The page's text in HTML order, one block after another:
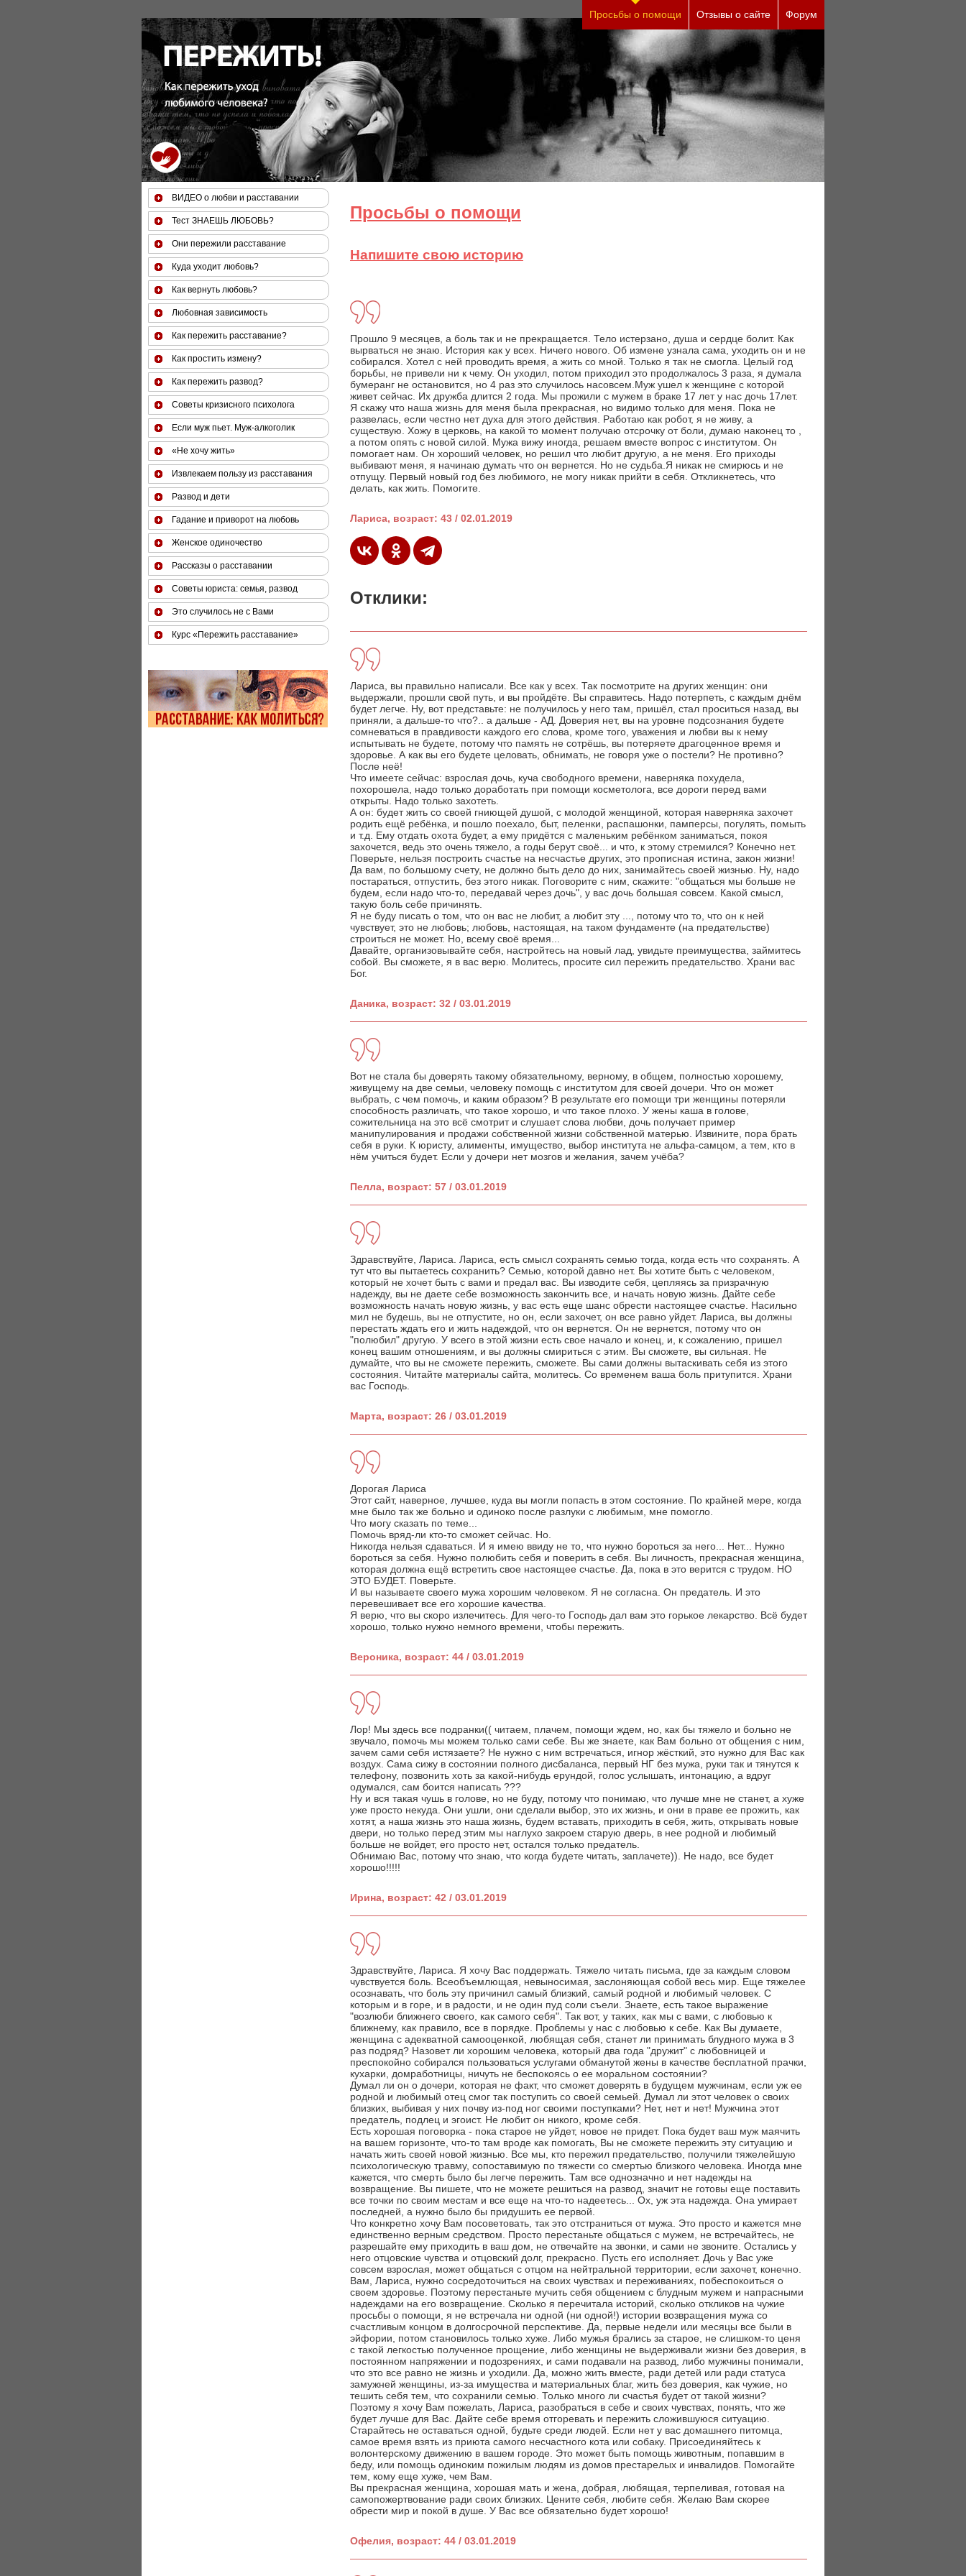
За 50 минут Вы можете оценить тяжесть своего состояния и его психологические причины (бесплатно)
Просьбы о помощи Отзывы о сайте Форум
Просьбы о помощи
Напишите свою историю
Прошло 9 месяцев, а боль так и не прекращается. Тело истерзано, душа и сердце болит. Как
вырваться не знаю. История как у всех. Ничего нового. Об измене узнала сама, уходить он и не
собирался. Хотел с ней проводить время, а жить со мной. Только я так не смогла. Целый год
борьбы, не привели ни к чему. Он уходил, потом приходил это продолжалось 3 раза, я думала
бумеранг не остановится, но 4 раз это случилось насовсем.Муж ушел к женщине с которой
живет сейчас. Их дружба длится 2 года. Мы прожили с мужем в браке 17 лет у нас дочь 17лет.
Я скажу что наша жизнь для меня была прекрасная, но видимо только для меня. Пока не
развелась, если честно нет духа для этого действия. Работаю как робот, я не живу, а
существую. Хожу в церковь, на какой то момент получаю отсрочку от боли, думаю наконец то ,
а потом опять с новой силой. Мужа вижу иногда, решаем вместе вопрос с институтом. Он
помогает нам. Он хороший человек, но решил что любит другую, а не меня. Его приходы
выбивают меня, я начинаю думать что он вернется. Но не судьба.Я никак не смирюсь и не
отпущу. Первый новый год без любимого, не могу никак прийти в себя. Откликнетесь, что
делать, как жить. Помогите.
Лариса, возраст: 43 / 02.01.2019
Отклики:
Лариса, вы правильно написали. Все как у всех. Так посмотрите на других женщин: они
выдержали, прошли свой путь, и вы пройдёте. Вы справитесь. Надо потерпеть, с каждым днём
будет легче. Ну, вот представьте: не получилось у него там, пришёл, стал проситься назад, вы
приняли, а дальше-то что?.. а дальше - АД. Доверия нет, вы на уровне подсознания будете
сомневаться в правдивости каждого его слова, кроме того, уважения и любви вы к нему
испытывать не будете, потому что память не сотрёшь, вы потеряете драгоценное время и
здоровье. А как вы его будете целовать, обнимать, не говоря уже о постели? Не противно?
После неё!
Что имеете сейчас: взрослая дочь, куча свободного времени, наверняка похудела,
похорошела, надо только доработать при помощи косметолога, все дороги перед вами
открыты. Надо только захотеть.
А он: будет жить со своей гниющей душой, с молодой женщиной, которая наверняка захочет
родить ещё ребёнка, и пошло поехало, быт, пеленки, распашонки, памперсы, погулять, помыть
и т.д. Ему отдать охота будет, а ему придётся с маленьким ребёнком заниматься, покоя
захочется, ведь это очень тяжело, а годы берут своё... и что, к этому стремился? Конечно нет.
Поверьте, нельзя построить счастье на несчастье других, это прописная истина, закон жизни!
Да вам, по большому счету, не должно быть дело до них, занимайтесь своей жизнью. Ну, надо
постараться, отпустить, без этого никак. Поговорите с ним, скажите: "общаться мы больше не
будем, если надо что-то, передавай через дочь", у вас дочь большая совсем. Какой смысл,
такую боль себе причинять.
Я не буду писать о том, что он вас не любит, а любит эту ..., потому что то, что он к ней
чувствует, это не любовь; любовь, настоящая, на таком фундаменте (на предательстве)
строиться не может. Но, всему своё время...
Давайте, организовывайте себя, настройтесь на новый лад, увидьте преимущества, займитесь
собой. Вы сможете, я в вас верю. Молитесь, просите сил пережить предательство. Храни вас
Бог.
Даника, возраст: 32 / 03.01.2019
Вот не стала бы доверять такому обязательному, верному, в общем, полностью хорошему,
живущему на две семьи, человеку помощь с институтом для своей дочери. Что он может
выбрать, с чем помочь, и каким образом? В результате его помощи три женщины потеряли
способность различать, что такое хорошо, и что такое плохо. У жены каша в голове,
сожительница на это всё смотрит и слушает слова любви, дочь получает пример
манипулирования и продажи собственной жизни собственной матерью. Извините, пора брать
себя в руки. К юристу, алименты, имущество, выбор института не альфа-самцом, а тем, кто в
нём учиться будет. Если у дочери нет мозгов и желания, зачем учёба?
Пелла, возраст: 57 / 03.01.2019
Здравствуйте, Лариса. Лариса, есть смысл сохранять семью тогда, когда есть что сохранять. А
тут что вы пытаетесь сохранить? Семью, которой давно нет. Вы хотите быть с человеком,
который не хочет быть с вами и предал вас. Вы изводите себя, цепляясь за призрачную
надежду, вы не даете себе возможность закончить все, и начать новую жизнь. Дайте себе
возможность начать новую жизнь, у вас есть еще шанс обрести настоящее счастье. Насильно
мил не будешь, вы не отпустите, но он, если захочет, он все равно уйдет. Лариса, вы должны
перестать ждать его и жить надеждой, что он вернется. Он не вернется, потому что он
"полюбил" другую. У всего в этой жизни есть свое начало и конец, и, к сожалению, пришел
конец вашим отношениям, и вы должны смириться с этим. Вы сможете, вы сильная. Не
думайте, что вы не сможете пережить, сможете. Вы сами должны вытаскивать себя из этого
состояния. Читайте материалы сайта, молитесь. Со временем ваша боль притупится. Храни
вас Господь.
Марта, возраст: 26 / 03.01.2019
Дорогая Лариса
Этот сайт, наверное, лучшее, куда вы могли попасть в этом состояние. По крайней мере, когда
мне было так же больно и одиноко после разлуки с любимым, мне помогло.
Что могу сказать по теме...
Помочь вряд-ли кто-то сможет сейчас. Но.
Никогда нельзя сдаваться. И я имею ввиду не то, что нужно бороться за него... Нет... Нужно
бороться за себя. Нужно полюбить себя и поверить в себя. Вы личность, прекрасная женщина,
которая должна ещё встретить свое настоящее счастье. Да, пока в это верится с трудом. НО
ЭТО БУДЕТ. Поверьте.
И вы называете своего мужа хорошим человеком. Я не согласна. Он предатель. И это
перевешивает все его хорошие качества.
Я верю, что вы скоро излечитесь. Для чего-то Господь дал вам это горькое лекарство. Всё будет
хорошо, только нужно немного времени, чтобы пережить.
Вероника, возраст: 44 / 03.01.2019
Лор! Мы здесь все подранки(( читаем, плачем, помощи ждем, но, как бы тяжело и больно не
звучало, помочь мы можем только сами себе. Вы же знаете, как Вам больно от общения с ним,
зачем сами себя истязаете? Не нужно с ним встречаться, игнор жёсткий, это нужно для Вас как
воздух. Сама сижу в состоянии полного дисбаланса, первый НГ без мужа, руки так и тянутся к
телефону, позвонить хоть за какой-нибудь ерундой, голос услышать, интонацию, а вдруг
одумался, сам боится написать ???
Ну и вся такая чушь в голове, но не буду, потому что понимаю, что лучше мне не станет, а хуже
уже просто некуда. Они ушли, они сделали выбор, это их жизнь, и они в праве ее прожить, как
хотят, а наша жизнь это наша жизнь, будем вставать, приходить в себя, жить, открывать новые
двери, но только перед этим мы наглухо закроем старую дверь, в нее родной и любимый
больше не войдет, его просто нет, остался только предатель.
Обнимаю Вас, потому что знаю, что когда будете читать, заплачете)). Не надо, все будет
хорошо!!!!!
Ирина, возраст: 42 / 03.01.2019
Здравствуйте, Лариса. Я хочу Вас поддержать. Тяжело читать письма, где за каждым словом
чувствуется боль. Всеобъемлющая, невыносимая, заслоняющая собой весь мир. Еще тяжелее
осознавать, что боль эту причинил самый близкий, самый родной и любимый человек. С
которым и в горе, и в радости, и не один пуд соли съели. Знаете, есть такое выражение
"возлюби ближнего своего, как самого себя". Так вот, у таких, как мы с вами, с любовью к
ближнему, как правило, все в порядке. Проблемы у нас с любовью к себе. Как Вы думаете,
женщина с адекватной самооценкой, любящая себя, станет ли принимать блудного мужа в 3
раз подряд? Назовет ли хорошим человека, который два года "дружит" с любовницей и
преспокойно собирался пользоваться услугами обманутой жены в качестве бесплатной прачки,
кухарки, домработницы, ничуть не беспокоясь о ее моральном состоянии?
Думал ли он о дочери, которая не факт, что сможет доверять в будущем мужчинам, если уж ее
родной и любимый отец смог так поступить со своей семьей. Думал ли этот человек о своих
близких, выбивая у них почву из-под ног своими поступками? Нет, нет и нет! Мужчина этот
предатель, подлец и эгоист. Не любит он никого, кроме себя.
Есть хорошая поговорка - пока старое не уйдет, новое не придет. Пока будет ваш муж маячить
на вашем горизонте, что-то там вроде как помогать, Вы не сможете пережить эту ситуацию и
начать жить своей новой жизнью. Все мы, кто пережил предательство, получили тяжелейшую
психологическую травму, сопоставимую по тяжести со смертью близкого человека. Иногда мне
кажется, что смерть было бы легче пережить. Там все однозначно и нет надежды на
возвращение. Вы пишете, что не можете решиться на развод, значит не готовы еще поставить
все точки по своим местам и все еще на что-то надеетесь... Ох, уж эта надежда. Она умирает
последней, а нужно было бы придушить ее первой.
Что конкретно хочу Вам посоветовать, так это отстраниться от мужа. Это просто и кажется мне
единственно верным средством. Просто перестаньте общаться с мужем, не встречайтесь, не
разрешайте ему приходить в ваш дом, не отвечайте на звонки, и сами не звоните. Остались у
него отцовские чувства и отцовский долг, прекрасно. Пусть его исполняет. Дочь у Вас уже
совсем взрослая, может общаться с отцом на нейтральной территории, если захочет, конечно.
Вам, Лариса, нужно сосредоточиться на своих чувствах и переживаниях, побеспокоиться о
своем здоровье. Поэтому перестаньте мучить себя общением с блудным мужем и напрасными
надеждами на его возвращение. Сколько я перечитала историй, сколько откликов на чужие
просьбы о помощи, я не встречала ни одной (ни одной!) истории возвращения мужа со
счастливым концом в долгосрочной перспективе. Да, первые недели или месяцы все были в
эйфории, потом становилось только хуже. Либо мужья брались за старое, не слишком-то ценя
с такой легкостью полученное прощение, либо женщины не выдерживали жизни без доверия, в
постоянном напряжении и подозрениях, и сами подавали на развод, либо мужчины понимали,
что это все равно не жизнь и уходили. Да, можно жить вместе, ради детей или ради статуса
замужней женщины, из-за имущества и материальных благ, жить без доверия, как чужие, но
тешить себя тем, что сохранили семью. Только много ли счастья будет от такой жизни?
Поэтому я хочу Вам пожелать, Лариса, разобраться в себе и своих чувствах, понять, что же
будет лучше для Вас. Дайте себе время отгоревать и пережить сложившуюся ситуацию.
Старайтесь не оставаться одной, будьте среди людей. Если нет у вас домашнего питомца,
самое время взять из приюта самого несчастного кота или собаку. Присоединяйтесь к
волонтерскому движению в вашем городе. Это может быть помощь животным, попавшим в
беду, или помощь одиноким пожилым людям из домов престарелых и инвалидов. Помогайте
тем, кому еще хуже, чем Вам.
Вы прекрасная женщина, хорошая мать и жена, добрая, любящая, терпеливая, готовая на
самопожертвование ради своих близких. Цените себя, любите себя. Желаю Вам скорее
обрести мир и покой в душе. У Вас все обязательно будет хорошо!
Офелия, возраст: 44 / 03.01.2019
ВИДЕО о любви и расставании
Тест ЗНАЕШЬ ЛЮБОВЬ?
Они пережили расставание
Куда уходит любовь?
Как вернуть любовь?
Любовная зависимость
Как пережить расставание?
Как простить измену?
Как пережить развод?
Советы кризисного психолога
Если муж пьет. Муж-алкоголик
«Не хочу жить»
Извлекаем пользу из расставания
Развод и дети
Гадание и приворот на любовь
Женское одиночество
Рассказы о расставании
Советы юриста: семья, развод
Это случилось не с Вами
Курс «Пережить расставание»